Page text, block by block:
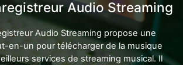
Avis(...)
Astuces streaming
Essai gratuit Acheter
Audio Streaming
Audio Streaming propose une
en-un pour télécharger de la musique
services de streaming musical. Il